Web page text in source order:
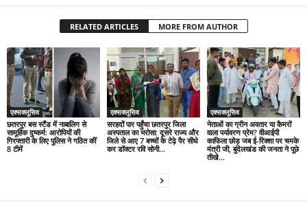
RELATED ARTICLES MORE FROM AUTHOR
एक्सक्लूसिव
छतरपुर बस स्टैंड में नाबालिग से
सामूहिक दुष्कर्म: आरोपियों की
गिरफ्तारी के लिए पुलिस ने गठित कीं
8 टीमें
एक्सक्लूसिव
सरहदों पार पहुँचा छतरपुर जिला
अस्पताल का भरोसा: दूसरे राज्य और
जिले से आए 7 बच्चों के टेढ़े पैर सीधे
कर डॉक्टर रवि सोनी...
एक्सक्लूसिव
नेताओं का ग्रीन अवतार या कैमरों
वाला पर्यावरण प्रेम? वीआईपी
काफिला छोड़ जब ई-रिक्शा पर चमके
मंत्री जी, बुंदेलखंड की जनता ने पूछे
तीखे...